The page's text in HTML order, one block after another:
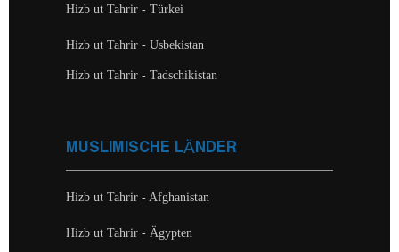
Hizb ut Tahrir - Türkei
Hizb ut Tahrir - Usbekistan
Hizb ut Tahrir - Tadschikistan
MUSLIMISCHE LÄNDER
Hizb ut Tahrir - Afghanistan
Hizb ut Tahrir - Ägypten